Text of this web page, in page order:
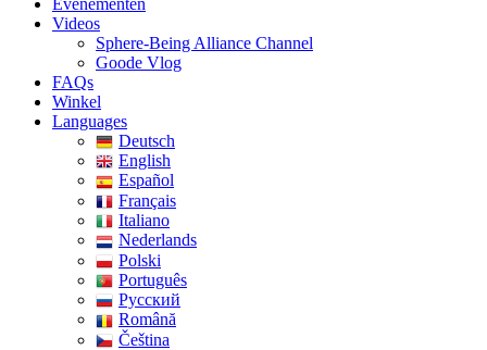
Videos
Sphere-Being Alliance Channel
Goode Vlog
FAQs
Winkel
Languages
Deutsch
English
Español
Français
Italiano
Nederlands
Polski
Português
Pусский
Română
Čeština